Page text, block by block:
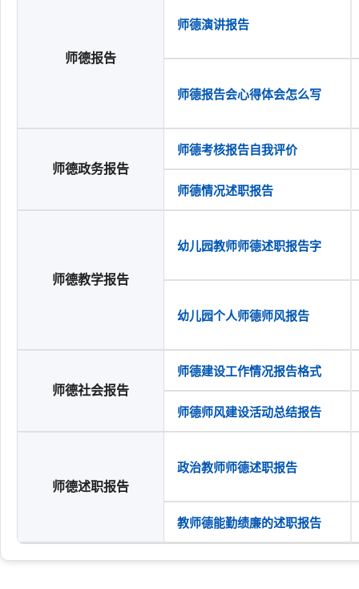
师德报告
师德演讲报告
师德报告会心得体会怎么写
师德政务报告
师德考核报告自我评价
师德情况述职报告
师德教学报告
幼儿园教师师德述职报告字
幼儿园个人师德师风报告
师德社会报告
师德建设工作情况报告格式
师德师风建设活动总结报告
师德述职报告
政治教师师德述职报告
教师德能勤绩廉的述职报告